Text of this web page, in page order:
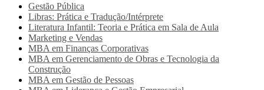
Gestão Pública
Libras: Prática e Tradução/Intérprete
Literatura Infantil: Teoria e Prática em Sala de Aula
Marketing e Vendas
MBA em Finanças Corporativas
MBA em Gerenciamento de Obras e Tecnologia da
Construção
MBA em Gestão de Pessoas